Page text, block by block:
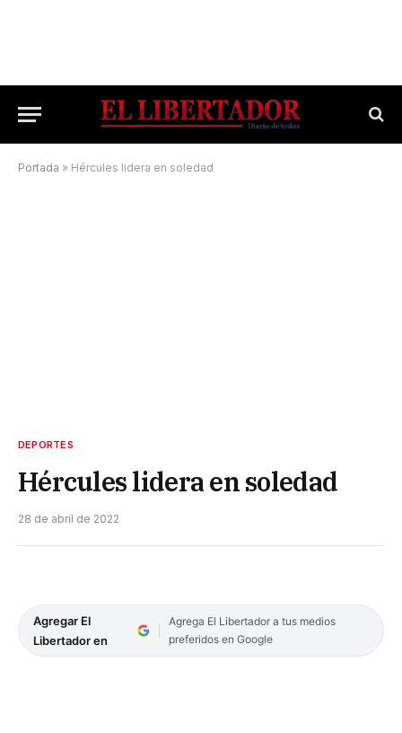
Portada » Hércules lidera en soledad
DEPORTES
Hércules lidera en soledad
28 de abril de 2022
Agregar El
Libertador en
Agrega El Libertador a tus medios
preferidos en Google